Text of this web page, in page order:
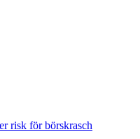
risk för börskrasch